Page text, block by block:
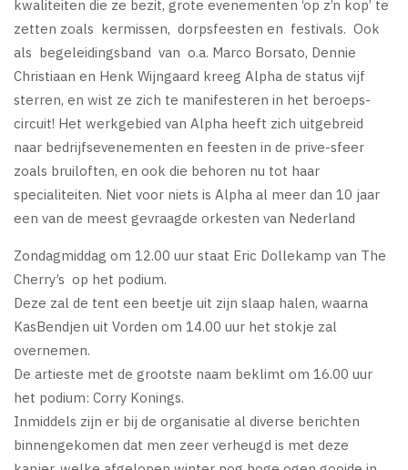
kwaliteiten die ze bezit, grote evenementen ‘op z’n kop’ te
zetten zoals kermissen, dorpsfeesten en festivals. Ook
als begeleidingsband van o.a. Marco Borsato, Dennie
Christiaan en Henk Wijngaard kreeg Alpha de status vijf
sterren, en wist ze zich te manifesteren in het beroeps-
circuit! Het werkgebied van Alpha heeft zich uitgebreid
naar bedrijfsevenementen en feesten in de prive-sfeer
zoals bruiloften, en ook die behoren nu tot haar
specialiteiten. Niet voor niets is Alpha al meer dan 10 jaar
een van de meest gevraagde orkesten van Nederland
Zondagmiddag om 12.00 uur staat Eric Dollekamp van The
Cherry’s op het podium.
Deze zal de tent een beetje uit zijn slaap halen, waarna
KasBendjen uit Vorden om 14.00 uur het stokje zal
overnemen.
De artieste met de grootste naam beklimt om 16.00 uur
het podium: Corry Konings.
Inmiddels zijn er bij de organisatie al diverse berichten
binnengekomen dat men zeer verheugd is met deze